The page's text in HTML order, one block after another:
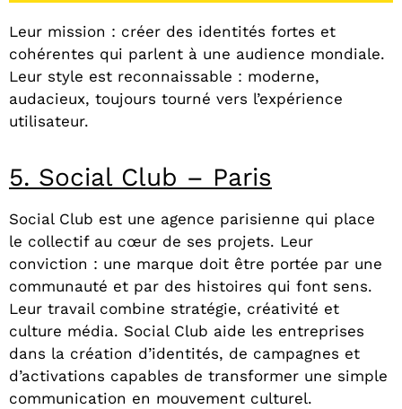
Leur mission : créer des identités fortes et
cohérentes qui parlent à une audience mondiale.
Leur style est reconnaissable : moderne,
audacieux, toujours tourné vers l’expérience
utilisateur.
5. Social Club – Paris
Social Club est une agence parisienne qui place
le collectif au cœur de ses projets. Leur
conviction : une marque doit être portée par une
communauté et par des histoires qui font sens.
Leur travail combine stratégie, créativité et
culture média. Social Club aide les entreprises
dans la création d’identités, de campagnes et
d’activations capables de transformer une simple
communication en mouvement culturel.